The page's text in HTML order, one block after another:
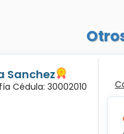
Sanchez
Cédula: 30002010